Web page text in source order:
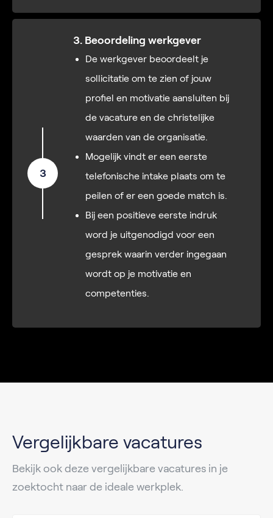
3
3. Beoordeling werkgever
De werkgever beoordeelt je
sollicitatie om te zien of jouw
profiel en motivatie aansluiten bij
de vacature en de christelijke
waarden van de organisatie.
Mogelijk vindt er een eerste
telefonische intake plaats om te
peilen of er een goede match is.
Bij een positieve eerste indruk
word je uitgenodigd voor een
gesprek waarin verder ingegaan
wordt op je motivatie en
competenties.
Vergelijkbare vacatures
Bekijk ook deze vergelijkbare vacatures in je
zoektocht naar de ideale werkplek.